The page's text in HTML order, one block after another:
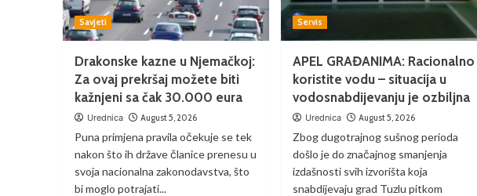
Savjeti
Drakonske kazne u Njemačkoj:
Za ovaj prekršaj možete biti
kažnjeni sa čak 30.000 eura
Urednica August 5, 2026
Puna primjena pravila očekuje se tek
nakon što ih države članice prenesu u
svoja nacionalna zakonodavstva, što
bi moglo potrajati...
Servis
APEL GRAĐANIMA: Racionalno
koristite vodu – situacija u
vodosnabdijevanju je ozbiljna
Urednica August 5, 2026
Zbog dugotrajnog sušnog perioda
došlo je do značajnog smanjenja
izdašnosti svih izvorišta koja
snabdijevaju grad Tuzlu pitkom